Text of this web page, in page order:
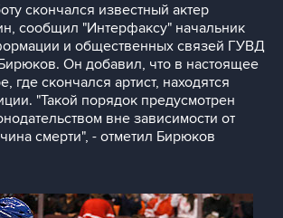
скончался известный актер
сообщил "Интерфаксу" начальник
и общественных связей ГУВД
Он добавил, что в настоящее
где скончался артист, находятся
"Такой порядок предусмотрен
вне зависимости от
смерти", - отметил Бирюков